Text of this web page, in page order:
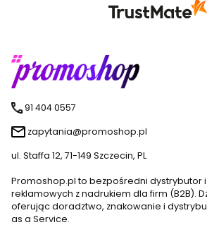
91 404 0557
zapytania@promoshop.pl
ul. Staffa 12, 71-149 Szczecin, PL
Promoshop.pl to bezpośredni dystrybutor
reklamowych z nadrukiem dla firm (B2B).
oferując doradztwo, znakowanie i
as a Service.